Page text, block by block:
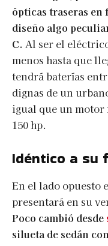
ópticas traseras en
diseño algo
C. Al ser el
menos hasta que
tendrá baterías
dignas de un
igual que un motor
150 hp.
Idéntico a su
En el lado opuesto
presentará en su
Poco cambió desde
silueta de sedán